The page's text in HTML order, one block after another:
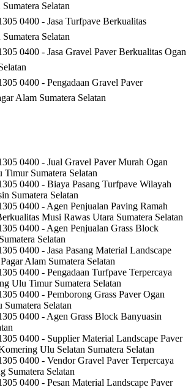
Selatan
0400 - Jasa Turfpave Berkualitas
Selatan
0400 - Jasa Gravel Paver Berkualitas Ogan
0400 - Pengadaan Gravel Paver
Alam Sumatera Selatan
0400 - Jual Gravel Paver Murah Ogan
Sumatera Selatan
0400 - Biaya Pasang Turfpave Wilayah
Sumatera Selatan
0400 - Agen Penjualan Paving Ramah
Musi Rawas Utara Sumatera Selatan
0400 - Agen Penjualan Grass Block
Selatan
0400 - Jasa Pasang Material Landscape
Alam Sumatera Selatan
0400 - Pengadaan Turfpave Terpercaya
Ulu Timur Sumatera Selatan
0400 - Pemborong Grass Paver Ogan
Selatan
0400 - Agen Grass Block Banyuasin
0400 - Supplier Material Landscape Paver
Ulu Selatan Sumatera Selatan
0400 - Vendor Gravel Paver Terpercaya
Sumatera Selatan
0400 - Pesan Material Landscape Paver